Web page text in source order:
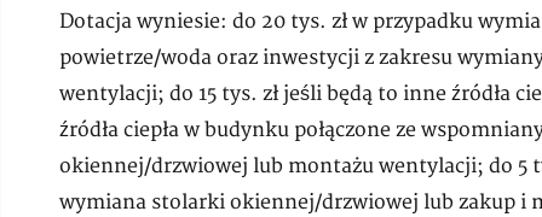
Dotacja wyniesie: do 20 tys. zł w przypadku
powietrze/woda oraz inwestycji z zakresu
wentylacji; do 15 tys. zł jeśli będą to inne źródła
źródła ciepła w budynku połączone ze
okiennej/drzwiowej lub montażu wentylacji; do 5
wymiana stolarki okiennej/drzwiowej lub zakup i